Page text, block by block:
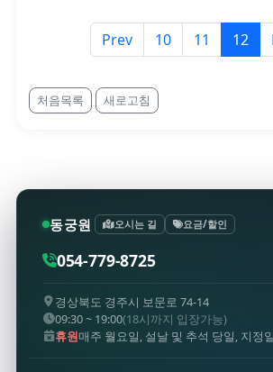
Prev 10 11 12
처음목록 새로고침
동궁원 오시는 길 요금/할인
054-779-8725
경상북도 경주시 보문로 74-14
09:30 ~ 19:00(18시까지 입장가능)
휴원매주 월요일, 설날 및 추석 당일, 지정일